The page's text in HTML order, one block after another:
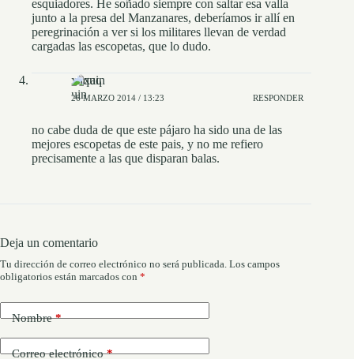
esquiadores. He soñado siempre con saltar esa valla
junto a la presa del Manzanares, deberíamos ir allí en
peregrinación a ver si los militares llevan de verdad
cargadas las escopetas, que lo dudo.
xaquin
26 MARZO 2014 / 13:23 RESPONDER
no cabe duda de que este pájaro ha sido una de las
mejores escopetas de este pais, y no me refiero
precisamente a las que disparan balas.
Deja un comentario
Tu dirección de correo electrónico no será publicada. Los campos
obligatorios están marcados con *
Nombre*
Correo electrónico*